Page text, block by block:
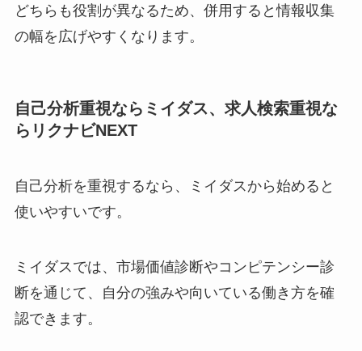
どちらも役割が異なるため、併用すると情報収集
の幅を広げやすくなります。
自己分析重視ならミイダス、求人検索重視な
らリクナビNEXT
自己分析を重視するなら、ミイダスから始めると
使いやすいです。
ミイダスでは、市場価値診断やコンピテンシー診
断を通じて、自分の強みや向いている働き方を確
認できます。